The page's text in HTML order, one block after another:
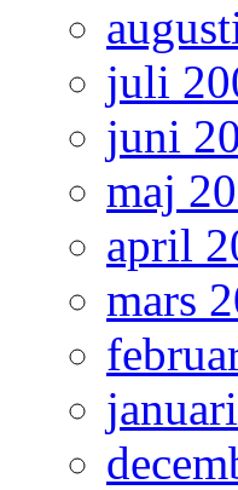
juli
juni
maj
april
mars